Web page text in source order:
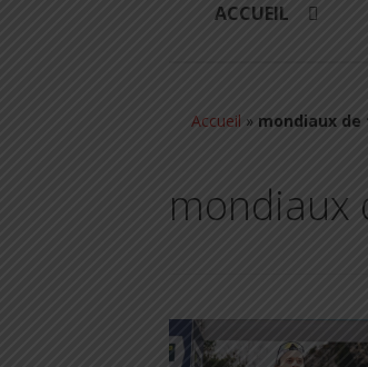
ACCUEIL
Accueil » mondiaux de
mondiaux